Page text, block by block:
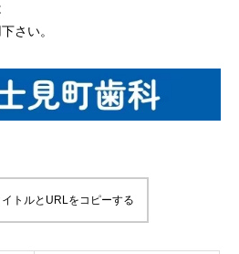
さい。
トルとURLをコピーする